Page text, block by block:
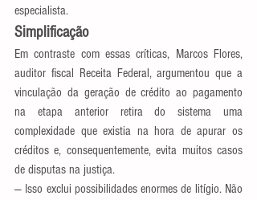
especialista.
Simplificação
Em contraste com essas críticas, Marcos Flores,
auditor fiscal Receita Federal, argumentou que a
vinculação da geração de crédito ao pagamento
na etapa anterior retira do sistema uma
complexidade que existia na hora de apurar os
créditos e, consequentemente, evita muitos casos
de disputas na justiça.
— Isso exclui possibilidades enormes de litígio. Não